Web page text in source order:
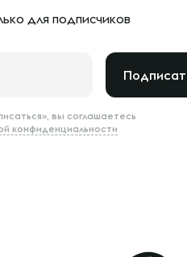
для подписчиков
вы соглашаетесь
конфиденциальности